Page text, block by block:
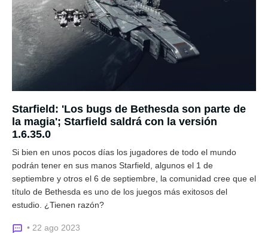
Starfield: 'Los bugs de Bethesda son parte de
la magia'; Starfield saldrá con la versión
1.6.35.0
Si bien en unos pocos días los jugadores de todo el mundo
podrán tener en sus manos Starfield, algunos el 1 de
septiembre y otros el 6 de septiembre, la comunidad cree que el
título de Bethesda es uno de los juegos más exitosos del
estudio. ¿Tienen razón?
• 22 ago 2023